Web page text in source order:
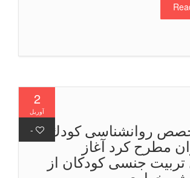
-
كودك
كرد آغاز
جنسی کودکان از